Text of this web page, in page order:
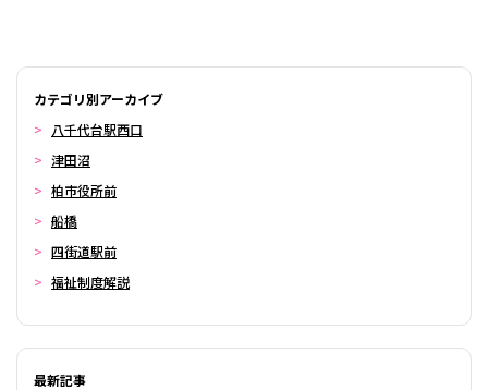
カテゴリ別アーカイブ
八千代台駅西口
津田沼
柏市役所前
船橋
四街道駅前
福祉制度解説
最新記事